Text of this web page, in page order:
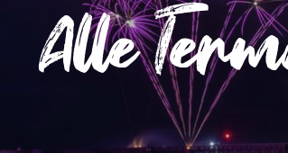
Alle